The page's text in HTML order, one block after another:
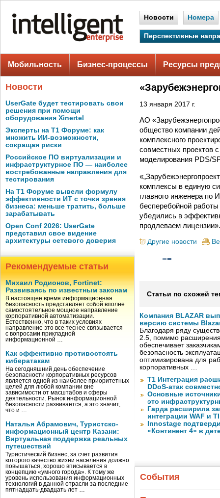
Новости Номера
Перспективные
Мобильность Бизнес-процессы Ресурсы
Новости
UserGate будет тестировать свои
решения при помощи
оборудования Xinertel
Эксперты на Т1 Форуме: как
множить ИИ-возможности,
сокращая риски
Российское ПО виртуализации и
инфраструктурное ПО — наиболее
востребованные направления для
тестирования
На Т1 Форуме вывели формулу
эффективности ИТ с точки зрения
бизнеса: меньше тратить, больше
зарабатывать
Open Conf 2026: UserGate
представил свое видение
архитектуры сетевого доверия
Рекомендуемые статьи
Михаил Родионов, Fortinet:
Развиваясь по известным законам
В настоящее время информационная
безопасность представляет собой вполне
самостоятельное мощное направление
корпоративной автоматизации.
Естественно, что в таких условиях
направление это все теснее связывается
с вопросами прикладной
информационной …
Как эффективно противостоять
кибератакам
На сегодняшний день обеспечение
безопасности корпоративных ресурсов
является одной из наиболее приоритетных
целей для любой компании вне
зависимости от масштабов и сферы
деятельности. Рынок информационной
безопасности развивается, а это значит,
что и …
Наталья Абрамович, Туристско-
информационный центр Казани:
Виртуальная поддержка реальных
путешествий
Туристический бизнес, за счет развития
которого качество жизни населения должно
повышаться, хорошо вписывается в
концепцию «умного города». К тому же
уровень использования информационных
технологий в данной отрасли за последние
пятнадцать-двадцать лет …
13 января 2017 г.
АО
общество компании
комплексного
совместных проектов
моделирования PDS/
комплексы в единую
главного инженера по
бесперебойной
убедились в
продлеваем лицензии».
Другие новости
Статьи по схожей
Компания BLAZAR
версию системы
Благодаря ряду
2.5, помимо
обеспечивает
безопасность
оптимизирована для
корпоративных …
Т1 Интеграция
DDoS-атак
Основные
это
Гарда расширила
интеграции WAF и
Innostage
«Континент 4» в
События